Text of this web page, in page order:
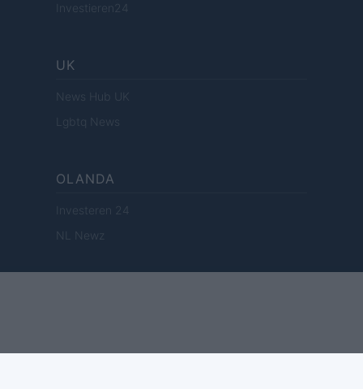
Investieren24
UK
News Hub UK
Lgbtq News
OLANDA
Investeren 24
NL Newz